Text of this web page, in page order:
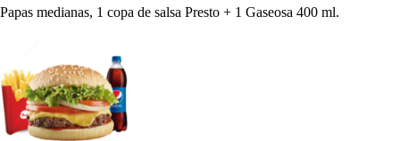
Papas medianas, 1 copa de salsa Presto + 1 Gaseosa 400 ml.